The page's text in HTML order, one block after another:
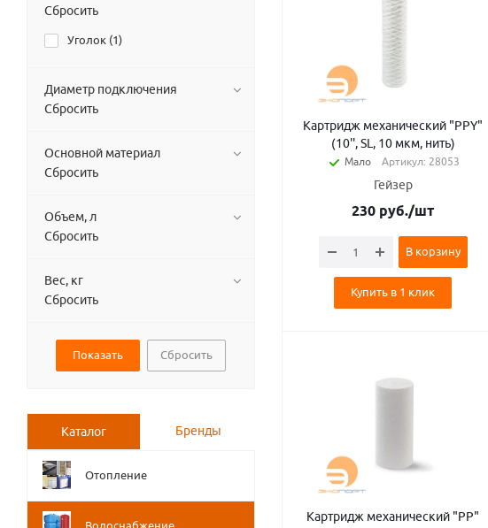
Картридж механический "PPY"
(10'', SL, 10 мкм, нить)
Мало Артикул: 28053
Гейзер
230 руб./шт
В корзину
Купить в 1 клик
Картридж механический "PP"
Сбросить
Уголок (1)
Диаметр подключения
Сбросить
Основной материал
Сбросить
Объем, л
Сбросить
Вес, кг
Сбросить
Сбросить
Каталог Бренды
Отопление